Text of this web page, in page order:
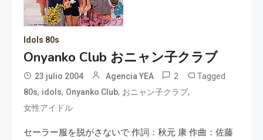
Idols 80s
Onyanko Club おニャン子クラブ
23 julio 2004 Agencia YEA 2 Tagged
80s, idols, Onyanko Club, おニャン子クラブ,
女性アイドル
セーラー服を脱がさないで 作詞：秋元 康 作曲：佐藤